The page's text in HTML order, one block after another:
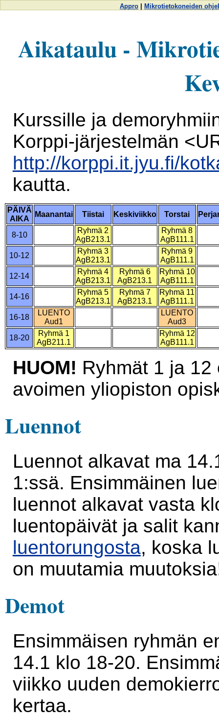
Appro Mikrotietokoneiden
Aikataulu -
Kurssille ja
Korppi-järjestelmän
http://korppi.it.jyu.fi/
kautta.
PÄIVÄ
AIKA
Maanantai Tiistai Keskiviikko Torstai
8-10
Ryhmä 2
AgB213.1
Ryhmä 8
AgB111.1
10-12
Ryhmä 3
AgB213.1
Ryhmä 9
AgB111.1
12-14
Ryhmä 4
AgB213.1
Ryhmä 6
AgB213.1
Ryhmä 10
AgB111.1
14-16
Ryhmä 5
AgB213.1
Ryhmä 7
AgB213.1
Ryhmä 11
AgB111.1
16-18
LUENTO
Aud1
LUENTO
Aud3
18-20
Ryhmä 1
AgB211.1
Ryhmä 12
AgB111.1
HUOM! Ryhmät 1 ja
avoimen yliopiston
Luennot
Luennot alkavat ma
1:ssä. Ensimmäinen
luennot alkavat vasta
luentopäivät ja salit
luentorungosta, koska
on muutamia
Demot
Ensimmäisen ryhmän
14.1 klo 18-20.
viikko uuden
kertaa.